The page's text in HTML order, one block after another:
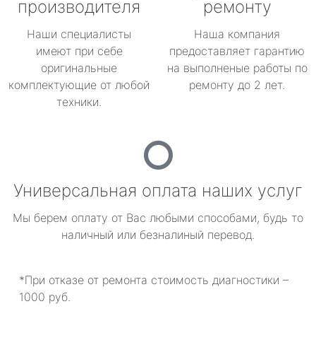
производителя
Наши специалисты
имеют при себе
оригинальные
комплектующие от любой
техники.
ремонту
Наша компания
предоставляет гарантию
на выполненые работы по
ремонту до 2 лет.
Универсальная оплата наших услуг
Мы берем оплату от Вас любыми способами, будь то
наличный или безналиный перевод.
*При отказе от ремонта стоимость диагностики –
1000 руб.